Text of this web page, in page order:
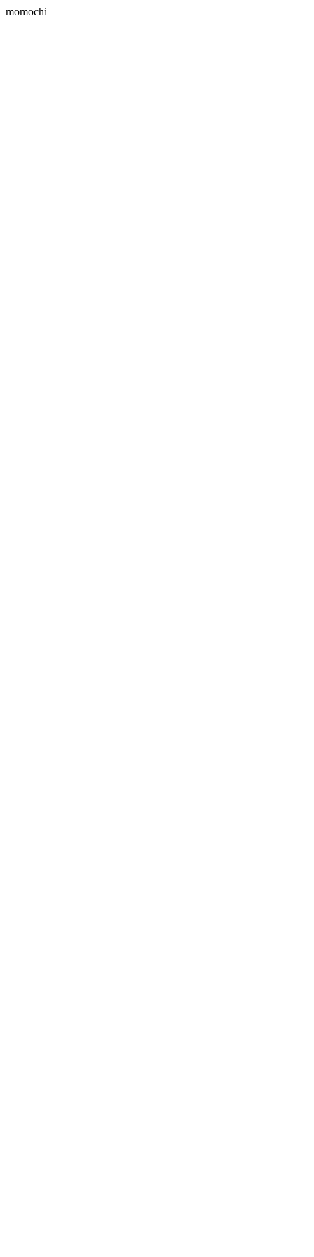
momochi